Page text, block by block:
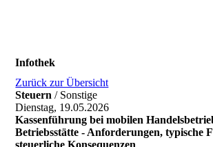
Infothek
Zurück zur Übersicht
Steuern / Sonstige
Dienstag, 19.05.2026
Kassenführung bei mobilen
Betriebsstätte - Anforderungen, typische